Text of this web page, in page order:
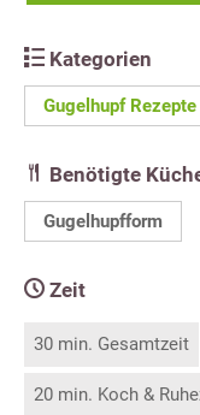
Kategorien
Gugelhupf Rezepte
Benötigte
Gugelhupfform
Zeit
30 min. Gesamtzeit
20 min. Koch &